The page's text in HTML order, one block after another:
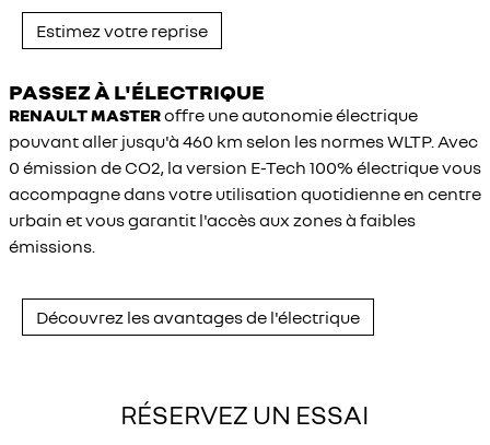
Estimez votre reprise
PASSEZ À L'ÉLECTRIQUE
RENAULT MASTERoffre une autonomie électrique
pouvant aller jusqu'à 460 km selon les normes WLTP. Avec
0 émission de CO2, la version E-Tech 100% électrique vous
accompagne dans votre utilisation quotidienne en centre
urbain et vous garantit l'accès aux zones à faibles
émissions.
Découvrez les avantages de l'électrique
RÉSERVEZ UN ESSAI